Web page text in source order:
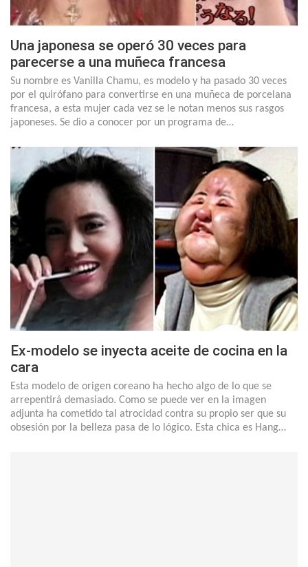
Una japonesa se operó 30 veces para
parecerse a una muñeca francesa
Su nombre es Vanilla Chamu, es modelo y ha pasado 30 veces
por el quirófano para convertirse en una muñeca de porcelana
francesa, a esta mujer cada vez se le notan menos sus rasgos
japoneses. Se dio a conocer por un programa de…
Ex-modelo se inyecta aceite de cocina en la
cara
Esta modelo de origen coreano ha hecho algo de lo que se
arrepentirá demasiado. Como se puede ver en la imagen
adjunta ha cometido tal atrocidad contra su propio ser que su
obsesión por la belleza pasa de lo lógico. Esta chica es Hang…